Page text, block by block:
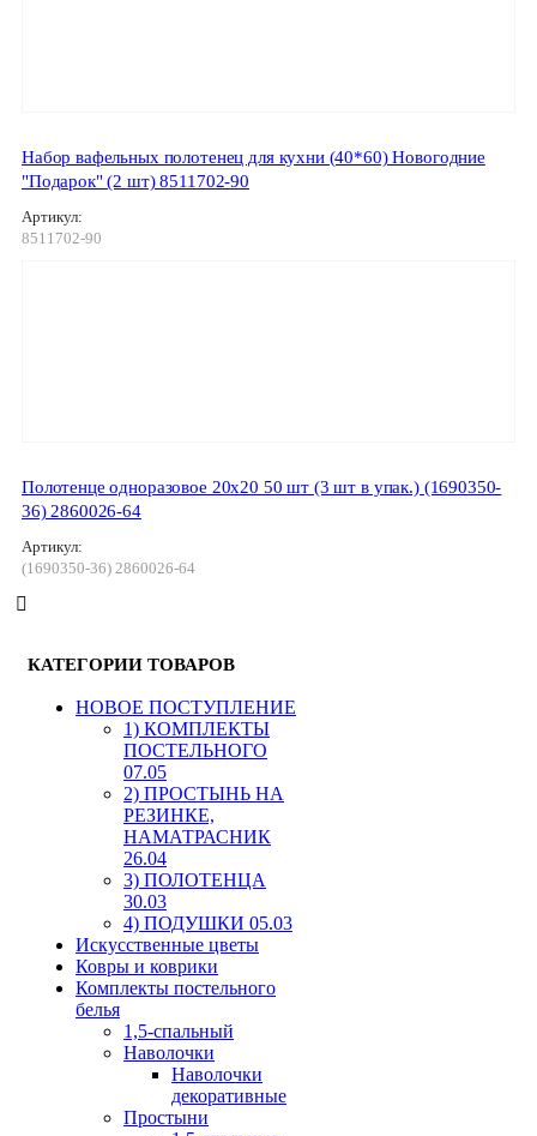
Набор вафельных полотенец для кухни (40*60) Новогодние
"Подарок" (2 шт) 8511702-90
Артикул:
8511702-90
Полотенце одноразовое 20х20 50 шт (3 шт в упак.) (1690350-
36) 2860026-64
Артикул:
(1690350-36) 2860026-64
КАТЕГОРИИ ТОВАРОВ
HОВОЕ ПОСТУПЛЕНИЕ
1) КОМПЛЕКТЫ
ПОСТЕЛЬНОГО
07.05
2) ПРОСТЫНЬ НА
РЕЗИНКЕ,
НАМАТРАСНИК
26.04
3) ПОЛОТЕНЦА
30.03
4) ПОДУШКИ 05.03
Искусственные цветы
Ковры и коврики
Комплекты постельного
белья
1,5-спальный
Наволочки
Наволочки
декоративные
Простыни